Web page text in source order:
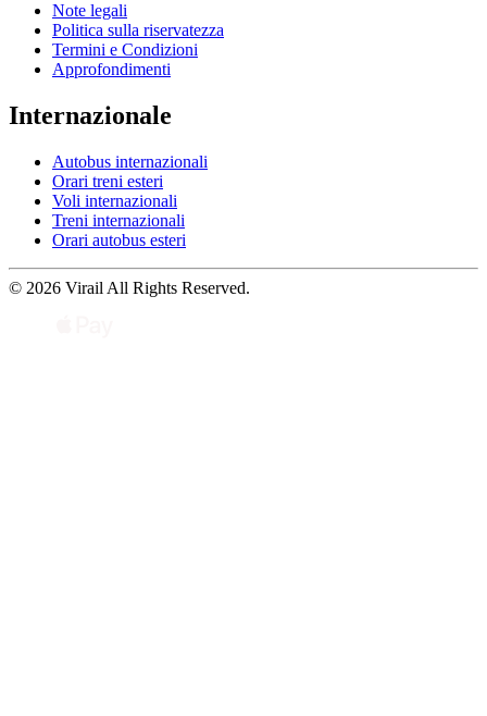
Note legali
Politica sulla riservatezza
Termini e Condizioni
Approfondimenti
Internazionale
Autobus internazionali
Orari treni esteri
Voli internazionali
Treni internazionali
Orari autobus esteri
© 2026 Virail All Rights Reserved.